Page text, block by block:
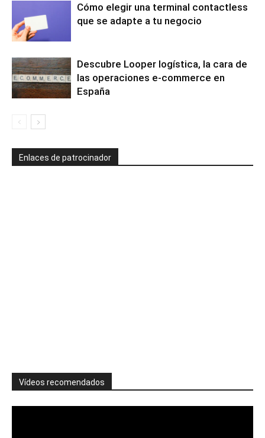
Cómo elegir una terminal contactless
que se adapte a tu negocio
Descubre Looper logística, la cara de
las operaciones e-commerce en
España
Enlaces de patrocinador
Vídeos recomendados